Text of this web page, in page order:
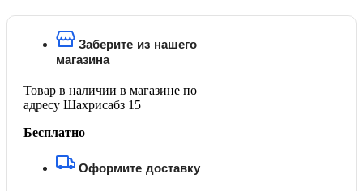
Заберите из нашего
магазина
Товар в наличии в магазине по
адресу Шахрисабз 15
Бесплатно
Оформите доставку